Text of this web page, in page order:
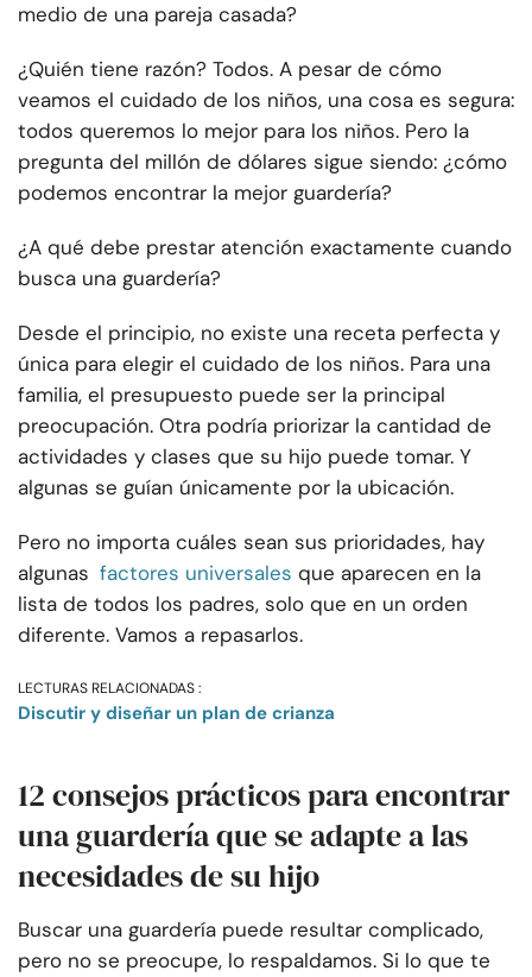
medio de una pareja casada?
¿Quién tiene razón? Todos. A pesar de cómo
veamos el cuidado de los niños, una cosa es segura:
todos queremos lo mejor para los niños. Pero la
pregunta del millón de dólares sigue siendo: ¿cómo
podemos encontrar la mejor guardería?
¿A qué debe prestar atención exactamente cuando
busca una guardería?
Desde el principio, no existe una receta perfecta y
única para elegir el cuidado de los niños. Para una
familia, el presupuesto puede ser la principal
preocupación. Otra podría priorizar la cantidad de
actividades y clases que su hijo puede tomar. Y
algunas se guían únicamente por la ubicación.
Pero no importa cuáles sean sus prioridades, hay
algunas factores universales que aparecen en la
lista de todos los padres, solo que en un orden
diferente. Vamos a repasarlos.
LECTURAS RELACIONADAS :
Discutir y diseñar un plan de crianza
12 consejos prácticos para encontrar
una guardería que se adapte a las
necesidades de su hijo
Buscar una guardería puede resultar complicado,
pero no se preocupe, lo respaldamos. Si lo que te